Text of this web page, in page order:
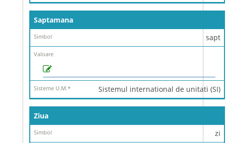
Saptamana
sapt
Sistemul international de unitati (SI)
Ziua
zi